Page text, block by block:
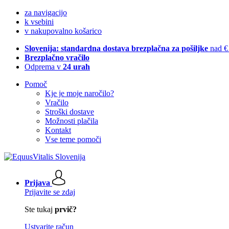
za navigacijo
k vsebini
v nakupovalno košarico
Slovenija: standardna dostava brezplačna za pošiljke nad
Brezplačno vračilo
Odprema v 24 urah
Pomoč
Kje je moje naročilo?
Vračilo
Stroški dostave
Možnosti plačila
Kontakt
Vse teme pomoči
Prijava
Prijavite se zdaj
Ste tukaj prvič?
Ustvarite račun